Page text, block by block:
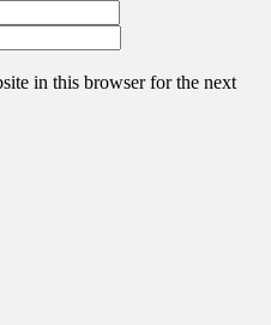
in this browser for the next